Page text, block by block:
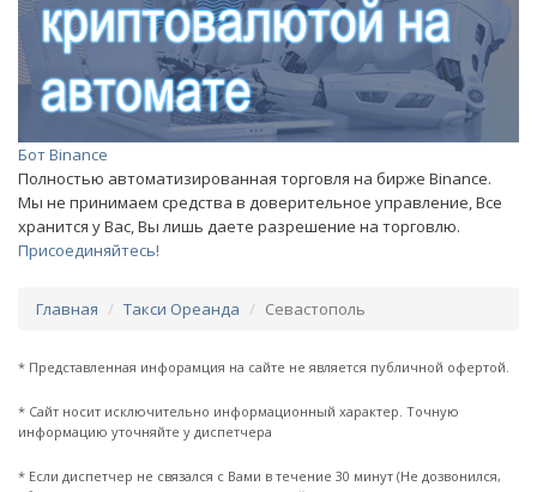
Бот Binance
Полностью автоматизированная торговля на бирже Binance.
Мы не принимаем средства в доверительное управление, Все
хранится у Вас, Вы лишь даете разрешение на торговлю.
Присоединяйтесь!
Главная Такси Ореанда Севастополь
* Представленная инфорамция на сайте не является публичной офертой.
* Сайт носит исключительно информационный характер. Точную
информацию уточняйте у диспетчера
* Если диспетчер не связался с Вами в течение 30 минут (Не дозвонился,